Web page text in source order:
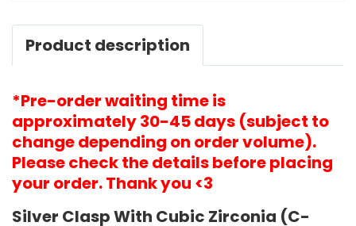
Product description
*Pre-order waiting time is
approximately 30-45 days (subject to
change depending on order volume).
Please check the details before placing
your order. Thank you <3
Silver Clasp With Cubic Zirconia (C-